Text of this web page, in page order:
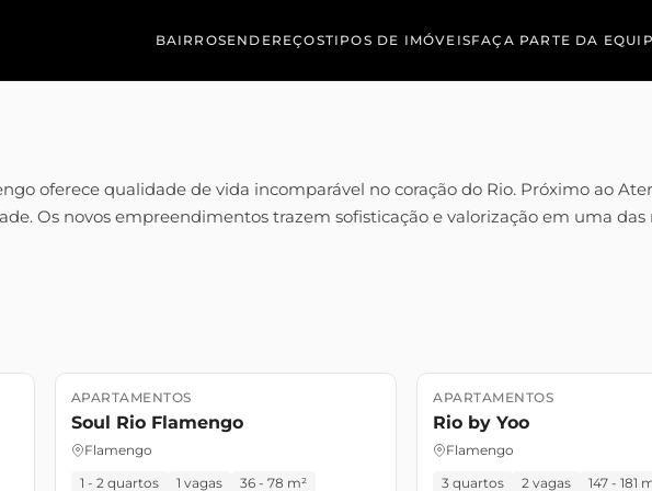
BAIRROSENDEREÇOSTIPOS DE IMÓVEISFAÇA PARTE DA
oferece qualidade de vida incomparável no coração do Rio. Próximo ao
Os novos empreendimentos trazem sofisticação e valorização em uma das
Lançamento
APARTAMENTOS
Soul Rio Flamengo
Flamengo
1 - 2 quartos 1 vagas 36 - 78 m²
Lançamento Pronto para
APARTAMENTOS
Rio by Yoo
Flamengo
3 quartos 2 vagas 147 - 181